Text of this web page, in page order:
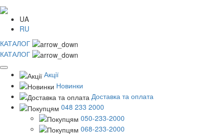
UA
RU
КАТАЛОГ
КАТАЛОГ
Акції
Новинки
Доставка та оплата
048 233 2000
050-233-2000
068-233-2000